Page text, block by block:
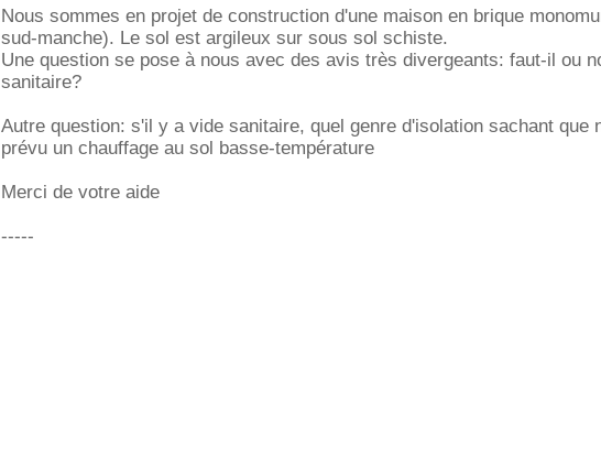
Nous sommes en projet de construction d'une maison en brique
sud-manche). Le sol est argileux sur sous sol schiste.
Une question se pose à nous avec des avis très divergeants: faut-il ou
sanitaire?
Autre question: s'il y a vide sanitaire, quel genre d'isolation sachant que
prévu un chauffage au sol basse-température
Merci de votre aide
-----